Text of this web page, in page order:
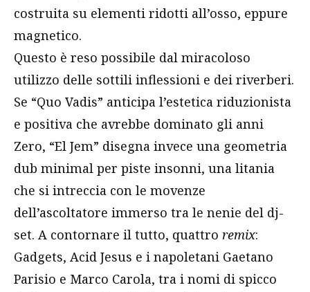
costruita su elementi ridotti all’osso, eppure
magnetico.
Questo è reso possibile dal miracoloso
utilizzo delle sottili inflessioni e dei riverberi.
Se “Quo Vadis” anticipa l’estetica riduzionista
e positiva che avrebbe dominato gli anni
Zero, “El Jem” disegna invece una geometria
dub minimal per piste insonni, una litania
che si intreccia con le movenze
dell’ascoltatore immerso tra le nenie del dj-
set. A contornare il tutto, quattro remix:
Gadgets, Acid Jesus e i napoletani Gaetano
Parisio e Marco Carola, tra i nomi di spicco